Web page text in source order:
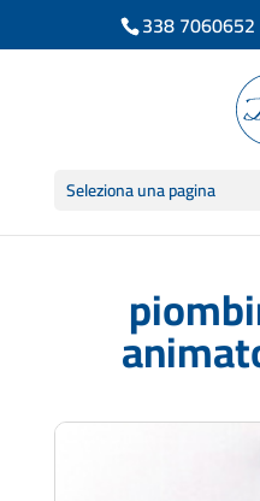
338 7060652
Seleziona una pagina